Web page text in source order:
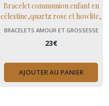
Bracelet communion enfant en
célestine,quartz rose et howlite,
pierres naturelles apaisantes
BRACELETS AMOUR ET GROSSESSE
23€
AJOUTER AU PANIER